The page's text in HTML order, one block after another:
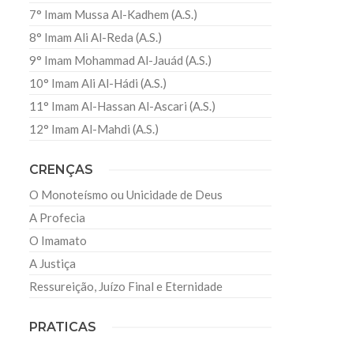
7° Imam Mussa Al-Kadhem (A.S.)
8° Imam Ali Al-Reda (A.S.)
9° Imam Mohammad Al-Jauád (A.S.)
10° Imam Ali Al-Hádi (A.S.)
11° Imam Al-Hassan Al-Ascari (A.S.)
12° Imam Al-Mahdi (A.S.)
CRENÇAS
O Monoteísmo ou Unicidade de Deus
A Profecia
O Imamato
A Justiça
Ressureição, Juízo Final e Eternidade
PRATICAS